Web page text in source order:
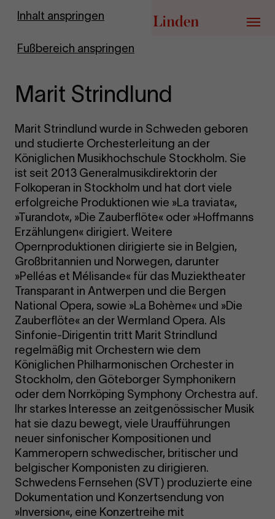
Inhalt anspringen
Fußbereich anspringen
Zur Startseite
Menü
Marit Strindlund
Marit Strindlund wurde in Schweden geboren
und studierte Orchesterleitung an der
Königlichen Musikhochschule Stockholm. Sie
ist seit 2013 Generalmusikdirektorin der
Folkoperan in Stockholm und hat dort viele
erfolgreiche Produktionen wie »La traviata«,
»Turandot«, »Die Zauberflöte« oder »Hoffmanns
Erzählungen« dirigiert. Weitere
Opernproduktionen dirigierte sie in Belgien,
Großbritannien und Norwegen, darunter
»Pelléas et Mélisande« für das Muziektheater
Transparant in Antwerpen und die Bergen
National Opera, sowie »La Bohème« und »Die
Zauberflöte« an der Wermland Opera. Als
Sinfonie-Dirigentin tritt Marit Strindlund
regelmäßig mit Orchestern wie dem
Königlichen Philharmonischen Orchester in
Stockholm, den Göteborger Symphonikern
oder dem Norrköping Symphony Orchestra auf.
Ihr starkes Interesse an zeitgenössischer Musik
hat sie dazu bewegt, viele Uraufführungen
neuer sinfonischer Kompositionen und
Kammeropern schwedischer, britischer und
belgischer Komponisten zu dirigieren.
Schwedens Fernsehen (SVT) produzierte eine
Dokumentation und Konzertsendung von
»Inversion«, eine Konzertreihe mit